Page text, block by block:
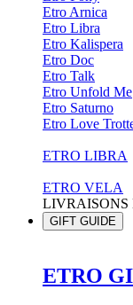
Etro Arnica
Etro Libra
Etro Kalispera
Etro Doc
Etro Talk
Etro Unfold Me
Etro Saturno
Etro Love
ETRO LIBRA
ETRO VELA
LIVRAISONS
GIFT GUIDE
ETRO